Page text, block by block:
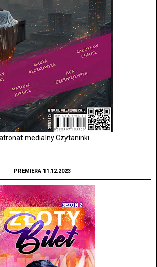
medialny Czytaninki
PREMIERA 11.12.2023